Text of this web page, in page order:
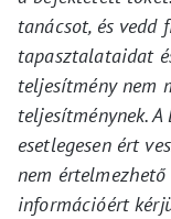
tanácsot, és vedd
tapasztalataidat
teljesítmény nem
teljesítménynek.
esetlegesen ért
nem
információért